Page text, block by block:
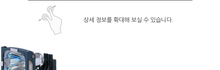
상세 정보를 확대해 보실 수 있습니다.